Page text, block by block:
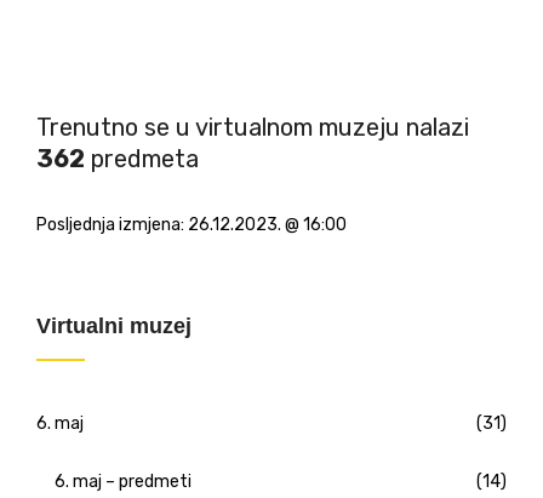
Trenutno se u virtualnom muzeju nalazi
362 predmeta
Posljednja izmjena: 26.12.2023. @ 16:00
Virtualni muzej
6. maj (31)
6. maj – predmeti (14)